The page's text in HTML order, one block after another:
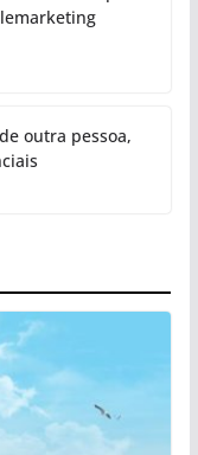
outra pessoa,